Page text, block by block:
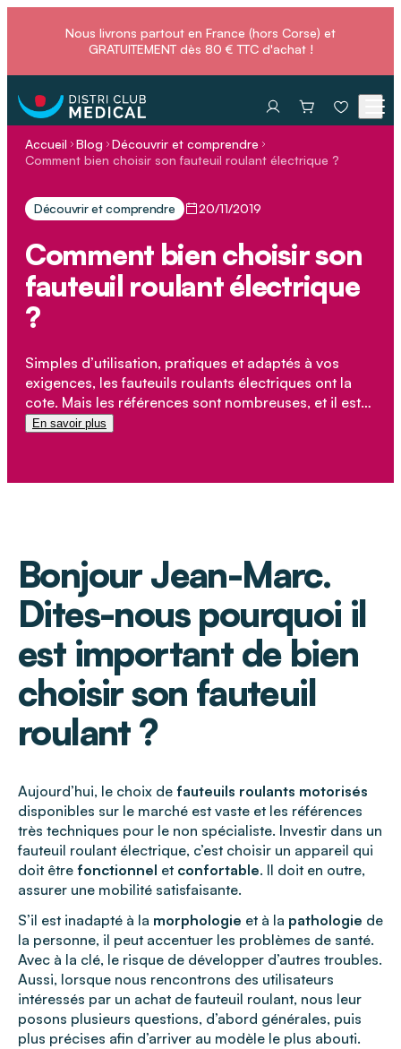
Nous livrons partout en France (hors Corse) et
GRATUITEMENT dès 80 € TTC d'achat !
Accueil Blog
Découvrir et comprendre
Comment bien choisir son fauteuil roulant électrique ?
Découvrir et comprendre 20/11/2019
Comment bien choisir son
fauteuil roulant électrique
?
Simples d’utilisation, pratiques et adaptés à vos
exigences, les fauteuils roulants électriques ont la
cote. Mais les références sont nombreuses, et il est
important de choisir sans faire d’erreurs.
En savoir plus
Bonjour Jean-Marc.
Dites-nous pourquoi il
est important de bien
choisir son fauteuil
roulant ?
Aujourd’hui, le choix de fauteuils roulants motorisés
disponibles sur le marché est vaste et les références
très techniques pour le non spécialiste. Investir dans un
fauteuil roulant électrique, c’est choisir un appareil qui
doit être fonctionnel et confortable. Il doit en outre,
assurer une mobilité satisfaisante.
S’il est inadapté à la morphologie et à la pathologie de
la personne, il peut accentuer les problèmes de santé.
Avec à la clé, le risque de développer d’autres troubles.
Aussi, lorsque nous rencontrons des utilisateurs
intéressés par un achat de fauteuil roulant, nous leur
posons plusieurs questions, d’abord générales, puis
plus précises afin d’arriver au modèle le plus abouti.